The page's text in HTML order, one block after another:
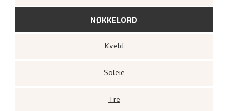
NØKKELORD
Kveld
Soleie
Tre